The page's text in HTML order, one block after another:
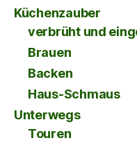
Küchenzauber
verbrüht und
Brauen
Backen
Haus-Schmaus
Unterwegs
Touren